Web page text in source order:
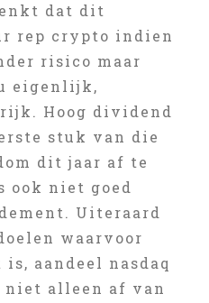
dat dit
rep crypto indien
risico maar
eigenlijk,
Hoog dividend
stuk van die
dit jaar af te
ook niet goed
Uiteraard
waarvoor
aandeel nasdaq
niet alleen af van